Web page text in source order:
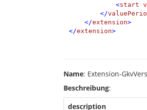
<start
</
</extension>
</extension>
Name: Extension-
Beschreibung:
description